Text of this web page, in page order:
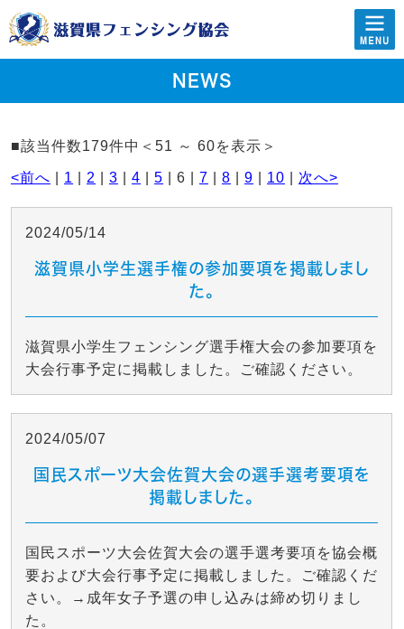
NEWS
■該当件数179件中＜51 ～ 60を表示＞
<前へ 1 2 3 4 5 | 6 | 7 8 9 10 次へ>
2024/05/14
滋賀県小学生選手権の参加要項を掲載しまし
た。
滋賀県小学生フェンシング選手権大会の参加要項を
大会行事予定に掲載しました。ご確認ください。
2024/05/07
国民スポーツ大会佐賀大会の選手選考要項を
掲載しました。
国民スポーツ大会佐賀大会の選手選考要項を協会概
要および大会行事予定に掲載しました。ご確認くだ
さい。→成年女子予選の申し込みは締め切りまし
た。